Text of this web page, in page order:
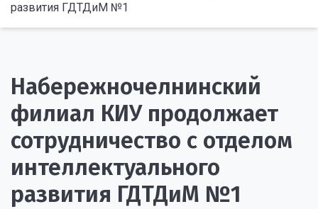
развития ГДТДиМ №1
Набережночелнинский
филиал КИУ продолжает
сотрудничество с отделом
интеллектуального
развития ГДТДиМ №1